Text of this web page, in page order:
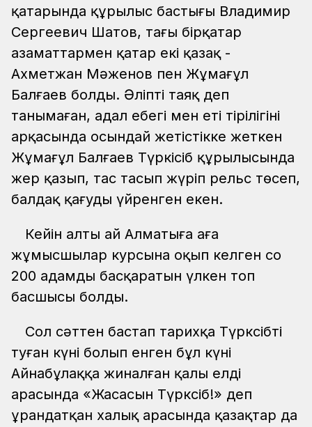
қатарында құрылыс бастығы Владимир
Сергеевич Шатов, тағы бірқатар
азаматтармен қатар екі қазақ -
Ахметжан Мәженов пен Жұмағұл
Балғаев болды. Әліпті таяқ деп
танымаған, адал еңбегі мен еті тірілігінің
арқасында осындай жетістікке жеткен
Жұмағұл Балғаев Түркісіб құрылысында
жер қазып, тас тасып жүріп рельс төсеп,
балдақ қағуды үйренген екен.
Кейін алты ай Алматыға аға
жұмысшылар курсына оқып келген соң
200 адамды басқаратын үлкен топ
басшысы болды.
Сол сәттен бастап тарихқа Түрксібтің
туған күні болып енген бұл күні
Айнабұлаққа жиналған қалың елдің
арасында «Жасасын Түрксіб!» деп
ұрандатқан халық арасында қазақтар да